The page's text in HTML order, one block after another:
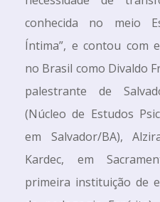
conhecida no meio
Íntima”, e contou com
no Brasil como Divaldo
palestrante de
(Núcleo de Estudos
em Salvador/BA),
Kardec, em
primeira instituição de